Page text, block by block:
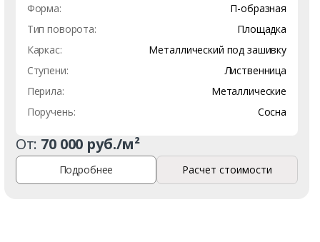
Форма:
П-образная
Тип поворота:
Площадка
Каркас:
Металлический под зашивку
Ступени:
Лиственница
Перила:
Металлические
Поручень:
Сосна
От: 70 000 руб./м²
Подробнее Расчет стоимости